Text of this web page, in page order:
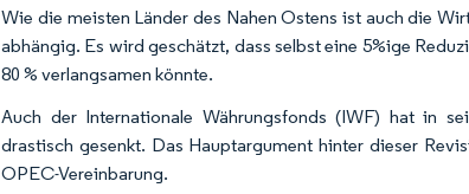
Wie die meisten Länder des Nahen Ostens ist auch die
abhängig. Es wird geschätzt, dass selbst eine 5%ige
80 % verlangsamen könnte.
Auch der Internationale Währungsfonds (IWF) hat in
drastisch gesenkt. Das Hauptargument hinter dieser
OPEC-Vereinbarung.